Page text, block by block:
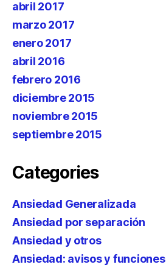
abril 2017
marzo 2017
enero 2017
abril 2016
febrero 2016
diciembre 2015
noviembre 2015
septiembre 2015
Categories
Ansiedad Generalizada
Ansiedad por separación
Ansiedad y otros
Ansiedad: avisos y funciones